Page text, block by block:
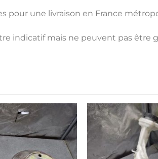
pour une livraison en France
indicatif mais ne peuvent pas être